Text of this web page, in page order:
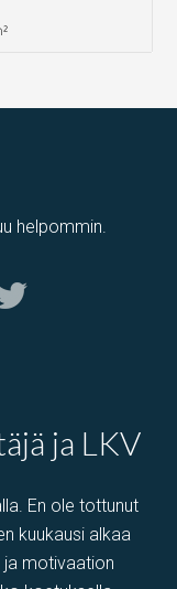
helpommin.
ja LKV
En ole tottunut
kuukausi alkaa
ja motivaation